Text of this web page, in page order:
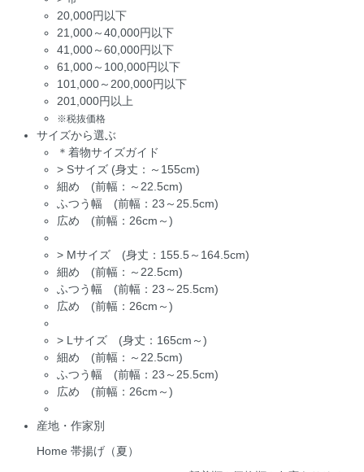
20,000円以下
21,000～40,000円以下
41,000～60,000円以下
61,000～100,000円以下
101,000～200,000円以下
201,000円以上
※税抜価格
サイズから選ぶ
＊着物サイズガイド
> Sサイズ (身丈：～155cm)
細め (前幅：～22.5cm)
ふつう幅 (前幅：23～25.5cm)
広め (前幅：26cm～)
> Mサイズ (身丈：155.5～164.5cm)
細め (前幅：～22.5cm)
ふつう幅 (前幅：23～25.5cm)
広め (前幅：26cm～)
> Lサイズ (身丈：165cm～)
細め (前幅：～22.5cm)
ふつう幅 (前幅：23～25.5cm)
広め (前幅：26cm～)
産地・作家別
Home 帯揚げ（夏）